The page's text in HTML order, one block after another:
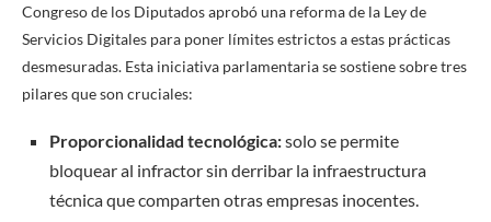
Congreso de los Diputados aprobó una reforma de la Ley de
Servicios Digitales para poner límites estrictos a estas prácticas
desmesuradas. Esta iniciativa parlamentaria se sostiene sobre tres
pilares que son cruciales:
Proporcionalidad tecnológica:solo se permite
bloquear al infractor sin derribar la infraestructura
técnica que comparten otras empresas inocentes.